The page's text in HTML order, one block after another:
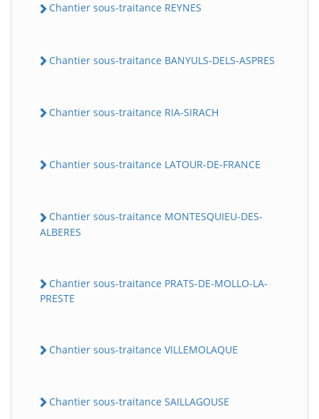
Chantier sous-traitance REYNES
Chantier sous-traitance BANYULS-DELS-ASPRES
Chantier sous-traitance RIA-SIRACH
Chantier sous-traitance LATOUR-DE-FRANCE
Chantier sous-traitance MONTESQUIEU-DES-
ALBERES
Chantier sous-traitance PRATS-DE-MOLLO-LA-
PRESTE
Chantier sous-traitance VILLEMOLAQUE
Chantier sous-traitance SAILLAGOUSE